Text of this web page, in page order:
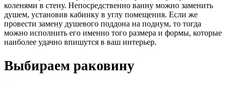
коленями в стену. Непосредственно ванну можно заменить
душем, установив кабинку в углу помещения. Если же
провести замену душевого поддона на подиум, то тогда
можно исполнить его именно того размера и формы, которые
наиболее удачно впишутся в ваш интерьер.
Выбираем раковину